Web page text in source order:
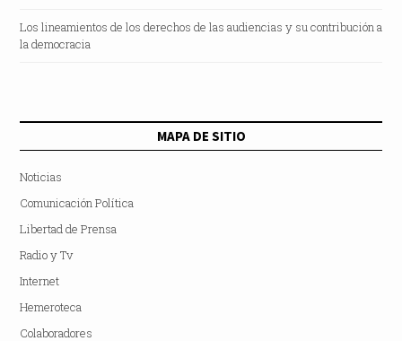
Los lineamientos de los derechos de las audiencias y su contribución a
la democracia
MAPA DE SITIO
Noticias
Comunicación Política
Libertad de Prensa
Radio y Tv
Internet
Hemeroteca
Colaboradores